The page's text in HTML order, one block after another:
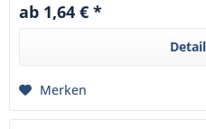
ab 1,64 € *
Merken